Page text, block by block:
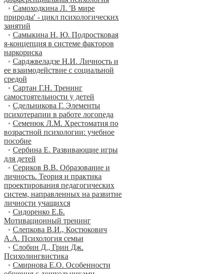
• Самоходкина Л. 'В мире
природы' - цикл психологических
занятий
• Самыкина Н. Ю. Подростковая
я-концепция в системе факторов
наркориска
• Сарджвеладзе Н.И. Личность и
ее взаимодействие с социальной
средой
• Сартан Г.Н. Тренинг
самостоятельности у детей
• Сдельникова Г. Элементы
психотерапии в работе логопеда
• Семенюк Л.М. Хрестоматия по
возрастной психологии: учебное
пособие
• Сербина Е. Развивающие игры
для детей
• Сериков В.В. Образование и
личность. Теория и практика
проектирования педагогических
систем, направленных на развитие
личности учащихся
• Сидоренко Е.Б.
Мотивационный тренинг
• Слепкова В.И., Костюкович
А.А. Психология семьи
• Слобин Д., Грин Дж.
Психолингвистика
• Смирнова Е.О. Особенности